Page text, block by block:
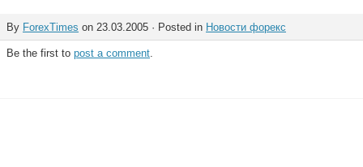
By ForexTimes on 23.03.2005 · Posted in Новости форекс
Be the first to post a comment.